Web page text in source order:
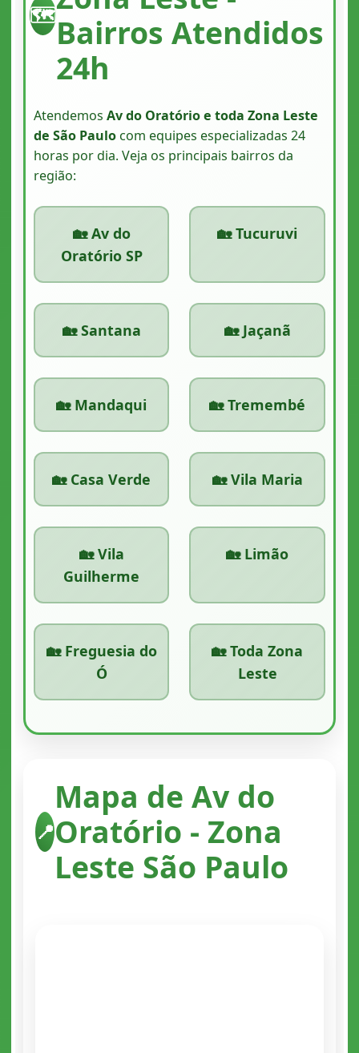
🗺️Bairros Atendidos
24h
Atendemos Av do Oratório e toda Zona Leste
de São Paulocom equipes especializadas 24
horas por dia. Veja os principais bairros da
região:
🏡 Av do
Oratório SP
🏡 Tucuruvi
🏡 Santana 🏡 Jaçanã
🏡 Mandaqui 🏡 Tremembé
🏡 Casa Verde 🏡 Vila Maria
🏡 Vila
Guilherme
🏡 Limão
🏡 Freguesia do
Ó
🏡 Toda Zona
Leste
📍
Mapa de Av do
Oratório - Zona
Leste São Paulo